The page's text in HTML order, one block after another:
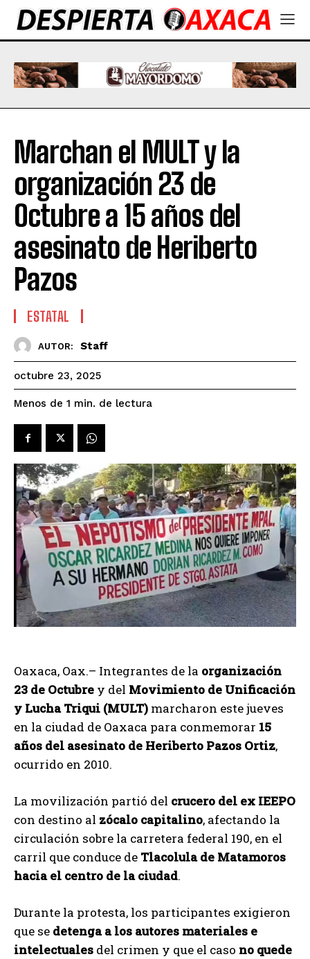
Marchan el MULT y la
organización 23 de
Octubre a 15 años del
asesinato de Heriberto
Pazos
ESTATAL
AUTOR: Staff
octubre 23, 2025
Menos de 1 min. de lectura
Oaxaca, Oax.– Integrantes de la organización
23 de Octubre y del Movimiento de Unificación
y Lucha Triqui (MULT) marcharon este jueves
en la ciudad de Oaxaca para conmemorar 15
años del asesinato de Heriberto Pazos Ortiz,
ocurrido en 2010.
La movilización partió del crucero del ex IEEPO
con destino al zócalo capitalino, afectando la
circulación sobre la carretera federal 190, en el
carril que conduce de Tlacolula de Matamoros
hacia el centro de la ciudad.
Durante la protesta, los participantes exigieron
que se detenga a los autores materiales e
intelectuales del crimen y que el caso no quede